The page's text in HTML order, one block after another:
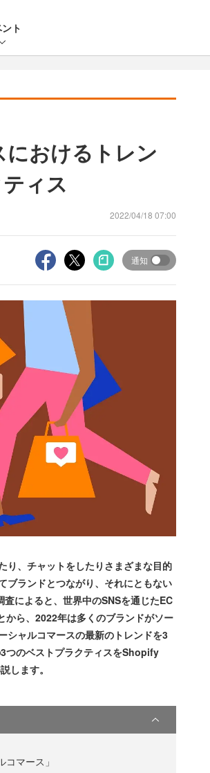
ト
おけるトレン
ィス
2022/04/18 07:00
通知
り、チャットをしたりさまざまな目的
ブランドとつながり、それにともない
によると、世界中のSNSを通じたEC
から、2022年は多くのブランドがソー
シャルコマースの最新のトレンドを3
つのベストプラクティスをShopify
します。
マース」